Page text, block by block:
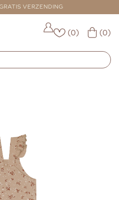
VERZENDING
(0) (0)